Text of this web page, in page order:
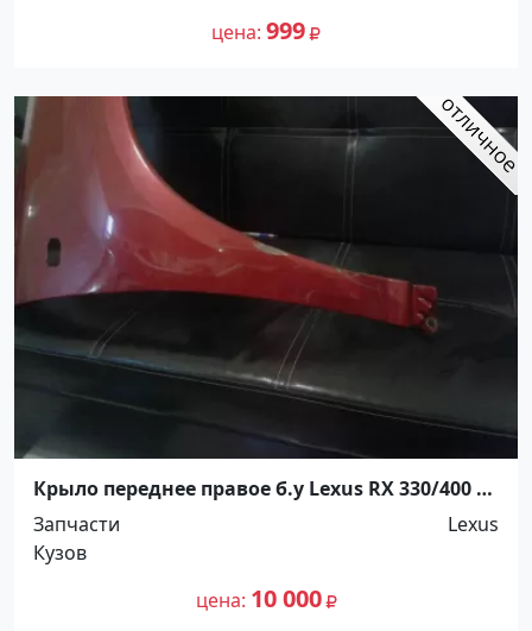
цена 999
Крыло переднее правое б.у Lexus RX 330/400 с
2003-08 г. Краснодар
Запчасти
Lexus
Кузов
цена 10 000